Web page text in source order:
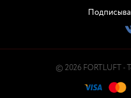
© 2026 FORTLUFT -